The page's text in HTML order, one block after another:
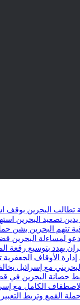
تطالب البحرين بوقف
تصعيد البحرين استهداف
تتهم البحرين بشن
تدعو لمساءلة
يهدد بتوسيع رقعة
إدارة الأوقاف
مع إسرائيل
حصانة البحرين في
الكامل مع
القمع وتربط التعبير